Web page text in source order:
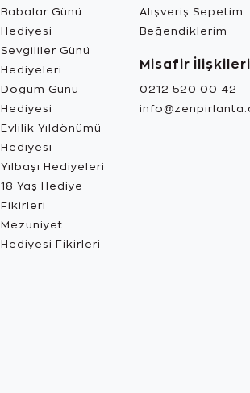
Babalar Günü
Hediyesi
Sevgililer Günü
Hediyeleri
Doğum Günü
Hediyesi
Evlilik Yıldönümü
Hediyesi
Yılbaşı Hediyeleri
18 Yaş Hediye
Fikirleri
Mezuniyet
Hediyesi Fikirleri
Alışveriş Sepetim
Beğendiklerim
Misafir İlişkileri
0212 520 00 42